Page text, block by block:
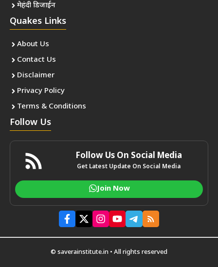
मेहंदी डिजाईन
Quakes Links
About Us
Contact Us
Disclaimer
Privacy Policy
Terms & Conditions
Follow Us
Follow Us On Social Media
Get Latest Update On Social Media
Join Now
© saverainstitute.in • All rights reserved